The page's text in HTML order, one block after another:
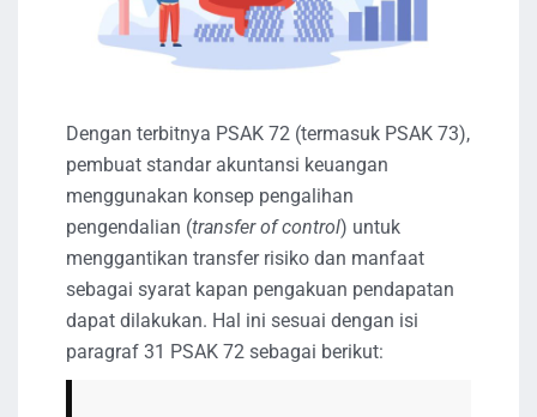
Dengan terbitnya PSAK 72 (termasuk PSAK 73),
pembuat standar akuntansi keuangan
menggunakan konsep pengalihan
pengendalian (transfer of control) untuk
menggantikan transfer risiko dan manfaat
sebagai syarat kapan pengakuan pendapatan
dapat dilakukan. Hal ini sesuai dengan isi
paragraf 31 PSAK 72 sebagai berikut: